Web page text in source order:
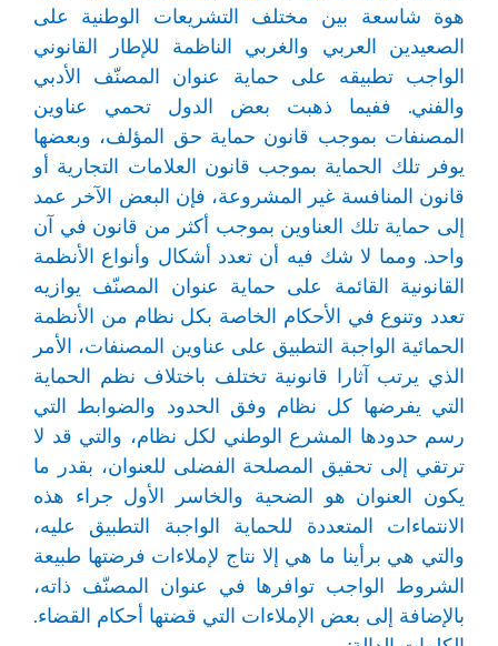
هوة شاسعة بين مختلف التشريعات الوطنية على
الصعيدين العربي والغربي الناظمة للإطار القانوني
الواجب تطبيقه على حماية عنوان المصنّف الأدبي
والفني. ففيما ذهبت بعض الدول تحمي عناوين
المصنفات بموجب قانون حماية حق المؤلف، وبعضها
يوفر تلك الحماية بموجب قانون العلامات التجارية أو
قانون المنافسة غير المشروعة، فإن البعض الآخر عمد
إلى حماية تلك العناوين بموجب أكثر من قانون في آن
واحد. ومما لا شك فيه أن تعدد أشكال وأنواع الأنظمة
القانونية القائمة على حماية عنوان المصنّف يوازيه
تعدد وتنوع في الأحكام الخاصة بكل نظام من الأنظمة
الحمائية الواجبة التطبيق على عناوين المصنفات، الأمر
الذي يرتب آثارا قانونية تختلف باختلاف نظم الحماية
التي يفرضها كل نظام وفق الحدود والضوابط التي
رسم حدودها المشرع الوطني لكل نظام، والتي قد لا
ترتقي إلى تحقيق المصلحة الفضلى للعنوان، بقدر ما
يكون العنوان هو الضحية والخاسر الأول جراء هذه
الانتماءات المتعددة للحماية الواجبة التطبيق عليه،
والتي هي برأينا ما هي إلا نتاج لإملاءات فرضتها طبيعة
الشروط الواجب توافرها في عنوان المصنّف ذاته،
بالإضافة إلى بعض الإملاءات التي قضتها أحكام القضاء.